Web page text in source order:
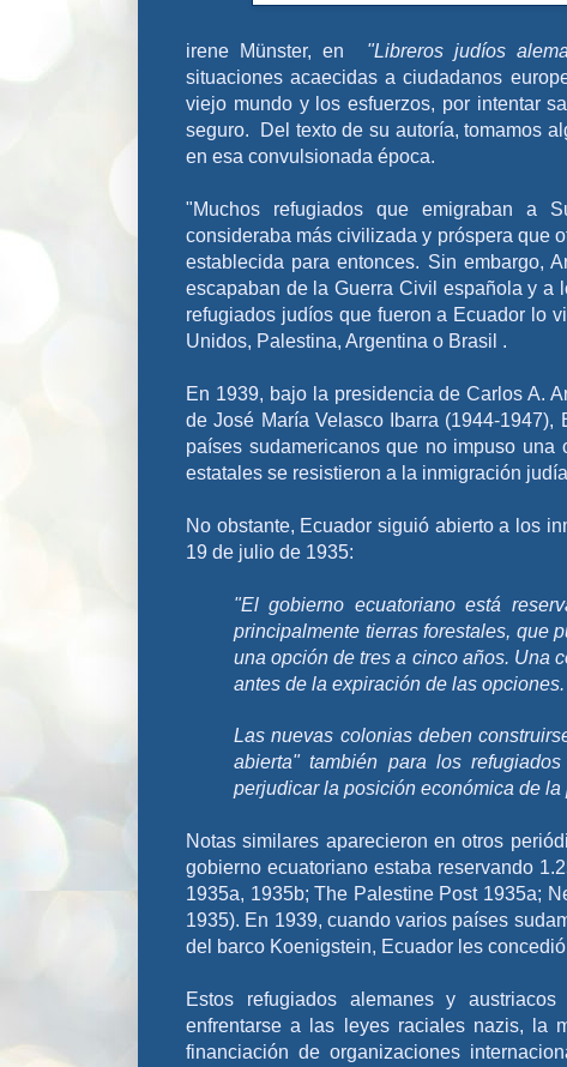
irene Münster, en "Libreros judíos
situaciones acaecidas a ciudadanos
viejo mundo y los esfuerzos, por intentar
seguro. Del texto de su autoría, tomamos
en esa convulsionada época.
"Muchos refugiados que emigraban a
consideraba más civilizada y próspera que
establecida para entonces. Sin embargo,
escapaban de la Guerra Civil española y a
refugiados judíos que fueron a Ecuador lo
Unidos, Palestina, Argentina o Brasil .
En 1939, bajo la presidencia de Carlos A.
de José María Velasco Ibarra (1944-
países sudamericanos que no impuso
estatales se resistieron a la inmigración
No obstante, Ecuador siguió abierto a los
19 de julio de 1935:
"El gobierno ecuatoriano está
principalmente tierras forestales, que
una opción de tres a cinco años. Una
antes de la expiración de las opciones.
Las nuevas colonias deben
abierta" también para los
perjudicar la posición económica de
Notas similares aparecieron en otros
gobierno ecuatoriano estaba reservando
1935a, 1935b; The Palestine Post 1935a;
1935). En 1939, cuando varios países
del barco Koenigstein, Ecuador les
Estos refugiados alemanes y
enfrentarse a las leyes raciales nazis, la
financiación de organizaciones